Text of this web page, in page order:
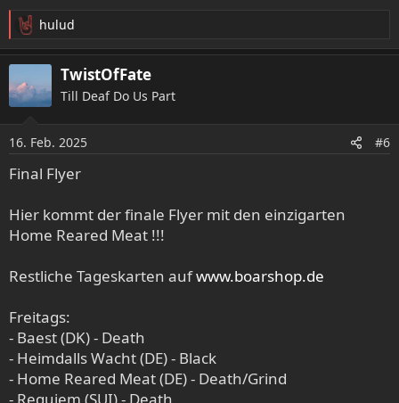
R
e
a
k
t
n
e
n
hulud
TwistOfFate
Till Deaf Do Us Part
16. Feb. 2025 #6
Final Flyer
Hier kommt der finale Flyer mit den einzigarten
Home Reared Meat !!!
Restliche Tageskarten aufwww.boarshop.de
Freitags:
- Baest (DK) - Death
- Heimdalls Wacht (DE) - Black
- Home Reared Meat (DE) - Death/Grind